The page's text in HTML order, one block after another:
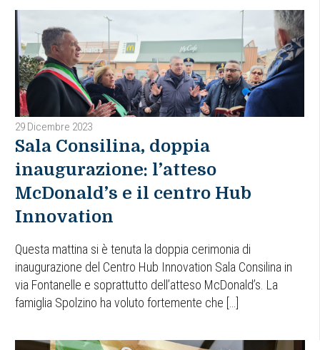
29 Dicembre 2023
Sala Consilina, doppia
inaugurazione: l’atteso
McDonald’s e il centro Hub
Innovation
Questa mattina si è tenuta la doppia cerimonia di
inaugurazione del Centro Hub Innovation Sala Consilina in
via Fontanelle e soprattutto dell’atteso McDonald’s. La
famiglia Spolzino ha voluto fortemente che […]